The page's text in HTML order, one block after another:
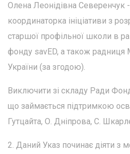
Олена Леонідівна Северенчук -
координаторка ініціативи з
старшої профільної школи в
фонду savED, а також радниця
України (за згодою).
Виключити зі складу Ради
що займається підтримкою
Гутцайта, О. Дніпрова, С.
2. Даний Указ починає діяти з